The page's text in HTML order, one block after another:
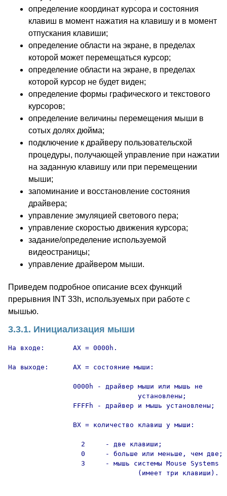
определение координат курсора и состояния
клавиш в момент нажатия на клавишу и в момент
отпускания клавиши;
определение области на экране, в пределах
которой может перемещаться курсор;
определение области на экране, в пределах
которой курсор не будет виден;
определение формы графического и текстового
курсоров;
определение величины перемещения мыши в
сотых долях дюйма;
подключение к драйверу пользовательской
процедуры, получающей управление при нажатии
на заданную клавишу или при перемещении
мыши;
запоминание и восстановление состояния
драйвера;
управление эмуляцией светового пера;
управление скоростью движения курсора;
задание/определение используемой
видеостраницы;
управление драйвером мыши.
Приведем подробное описание всех функций
прерывния INT 33h, используемых при работе с
мышью.
3.3.1. Инициализация мыши
На входе:       AX = 0000h.
На выходе:      AX = состояние мыши:
                0000h - драйвер мыши или мышь не
                                установлены;
                FFFFh - драйвер и мышь установлены;
                BX = количество клавиш у мыши:
                  2     - две клавиши;
                  0     - больше или меньше, чем две;
                  3     - мышь системы Mouse Systems
                                (имеет три клавиши).